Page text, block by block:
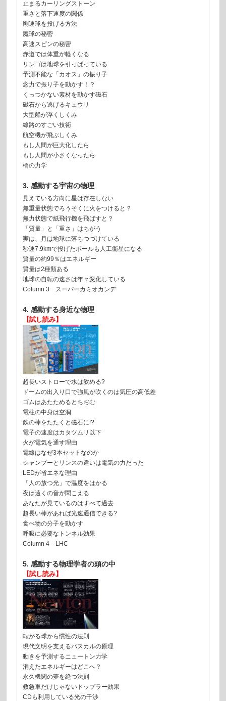
止まるカーリングストーン
重さと落下速度の関係
剛速球を投げる方法
魔球の秘密
高速スピンの秘密
赤道では体重が軽くなる
リンゴは地球を引っぱっている
予測不能な「カオス」の振り子
念力で振り子を動かす！？
くっつかない素材を動かす磁石
磁石から逃げるキュウリ
大型船が浮くしくみ
線路のすごい技術
航空機が飛ぶしくみ
もし人間が巨大化したら
もし人間が小さくなったら
橋の力学
3. 感動する宇宙の物理
見えている方向に星は存在しない
無重量状態でろうそくに火をつけると？
無力状態で紙飛行機を飛ばすと？
「質量」と「重さ」はちがう
実は、月は地球に落ちつづけている
秒速7.9kmで投げたボールも人工衛星になる
質量の約99％はエネルギー
質量は2種類ある
地球の自転の速さは年々変化している
Column 3 スーパーカミオカンデ
4. 感動する身近な物理
【試し読み】
超長いストローで水は飲める?
ドームの出入り口で強風が吹くのは気圧の高低差
ゴムはあたためるとちぢむ
電柱の中身は空洞
鉄の棒をたたくと磁石に!?
電子の速度はカタツムリ以下
火が電気を通す理由
電線はなぜ3本セットなのか
シャンプーとリンスの違いは電気の力だった
LEDが省エネな理由
「人の放つ光」で温度をはかる
夜は遠くの音が聞こえる
あなたが見ているのはすべて過去
超長い棒があれば光速通信できる?
食べ物の分子を動かす
呼吸に必要なトンネル効果
Column 4 LHC
5. 感動する物理学者の頭の中
【試し読み】
転がる球から慣性の法則
現代文明を支えるパスカルの原理
動きを予測するニュートン力学
消えたエネルギーはどこへ？
永久機関の夢を絶つ法則
救急車だけじゃないドップラー効果
CDも利用している光の干渉